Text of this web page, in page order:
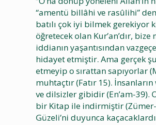
“amentü billâhi ve rasûlihi”
batılı çok iyi bilmek gerekiyor
öğretecek olan Kur’an’dır,
iddianın yaşantısından
hidayet etmiştir. Ama gerçek
etmeyip o sırattan sapıyorlar
muhtaçtır (Fatır 15).
ve dilsizler gibidir (En’am-39).
bir Kitap ile indirmiştir (Zümer-
Güzeli’ni duyunca